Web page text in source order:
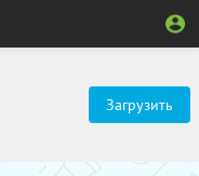
Загрузить